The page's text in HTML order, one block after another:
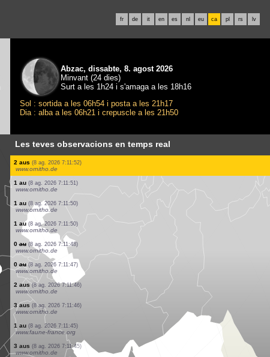
fr de it en es nl eu ca pl rs lv
Abzac, dissabte, 8. agost 2026
Minvant (24 dies)
Surt a les 1h24 i s'amaga a les 18h16
Sol : sortida a les 06h54 i posta a les 21h17
Dia : alba a les 06h21 i crepuscle a les 21h50
Les teves observacions en temps real
1 au (8 ag. 2026 7:12:02)
www.ornitho.de
1 au (8 ag. 2026 7:12:01)
www.ornitho.de
1 au (8 ag. 2026 7:12:00)
www.ornitho.de
6 aus (8 ag. 2026 7:11:59)
www.ornitho.de
7 aus (8 ag. 2026 7:11:58)
www.faune-france.org
1 au (8 ag. 2026 7:11:56)
www.ornitho.de
6 aus (8 ag. 2026 7:11:55)
www.ornitho.de
2 aus (8 ag. 2026 7:11:52)
www.ornitho.de
1 au (8 ag. 2026 7:11:51)
www.ornitho.de
1 au (8 ag. 2026 7:11:50)
www.ornitho.de